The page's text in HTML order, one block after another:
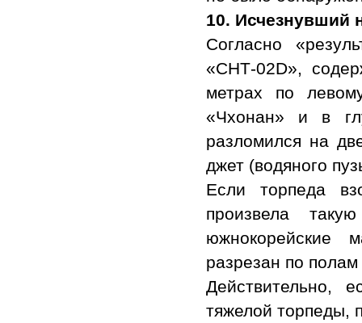
10. Исчезнувший
Согласно
«СНТ-02D»,
метрах по
«Чхонан» и в
разломился на
джет (водяного
Если торпеда
произвела
южнокорейские
разрезан по
Действительно,
тяжелой торпеды,